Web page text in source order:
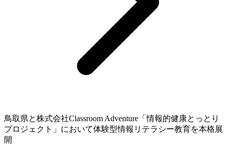
鳥取県と株式会社Classroom Adventure「情報的健康とっとり
プロジェクト」において体験型情報リテラシー教育を本格展
開